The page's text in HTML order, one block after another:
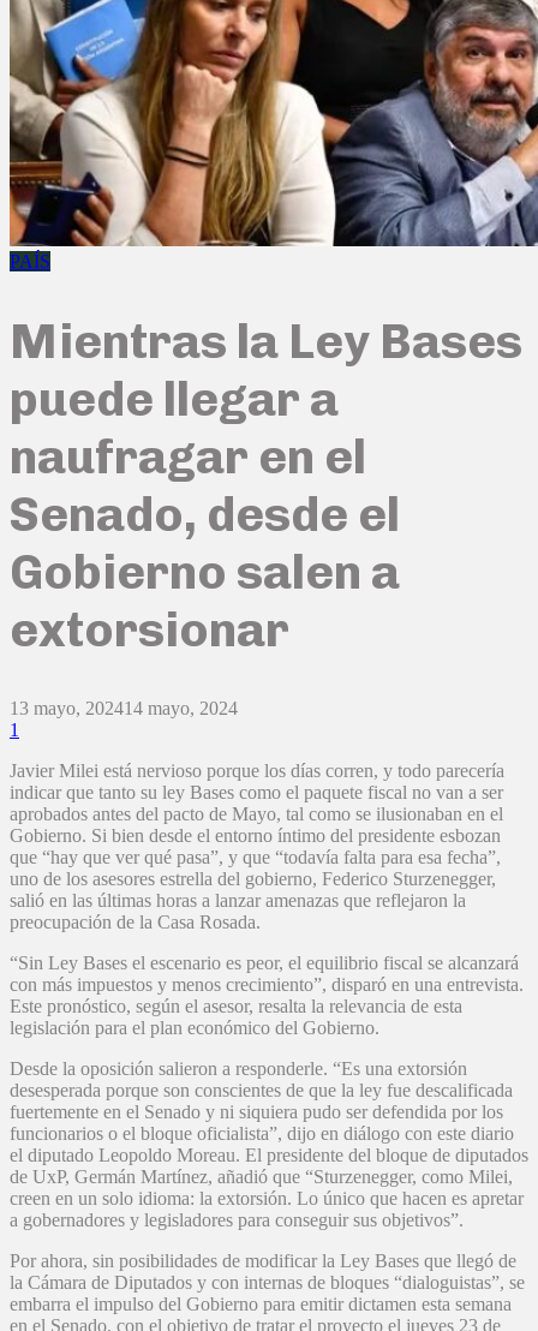
PAÍS
Mientras la Ley Bases
puede llegar a
naufragar en el
Senado, desde el
Gobierno salen a
extorsionar
13 mayo, 202414 mayo, 2024
1
Javier Milei está nervioso porque los días corren, y todo parecería
indicar que tanto su ley Bases como el paquete fiscal no van a ser
aprobados antes del pacto de Mayo, tal como se ilusionaban en el
Gobierno. Si bien desde el entorno íntimo del presidente esbozan
que “hay que ver qué pasa”, y que “todavía falta para esa fecha”,
uno de los asesores estrella del gobierno, Federico Sturzenegger,
salió en las últimas horas a lanzar amenazas que reflejaron la
preocupación de la Casa Rosada.
“Sin Ley Bases el escenario es peor, el equilibrio fiscal se alcanzará
con más impuestos y menos crecimiento”, disparó en una entrevista.
Este pronóstico, según el asesor, resalta la relevancia de esta
legislación para el plan económico del Gobierno.
Desde la oposición salieron a responderle. “Es una extorsión
desesperada porque son conscientes de que la ley fue descalificada
fuertemente en el Senado y ni siquiera pudo ser defendida por los
funcionarios o el bloque oficialista”, dijo en diálogo con este diario
el diputado Leopoldo Moreau. El presidente del bloque de diputados
de UxP, Germán Martínez, añadió que “Sturzenegger, como Milei,
creen en un solo idioma: la extorsión. Lo único que hacen es apretar
a gobernadores y legisladores para conseguir sus objetivos”.
Por ahora, sin posibilidades de modificar la Ley Bases que llegó de
la Cámara de Diputados y con internas de bloques “dialoguistas”, se
embarra el impulso del Gobierno para emitir dictamen esta semana
en el Senado, con el objetivo de tratar el proyecto el jueves 23 de